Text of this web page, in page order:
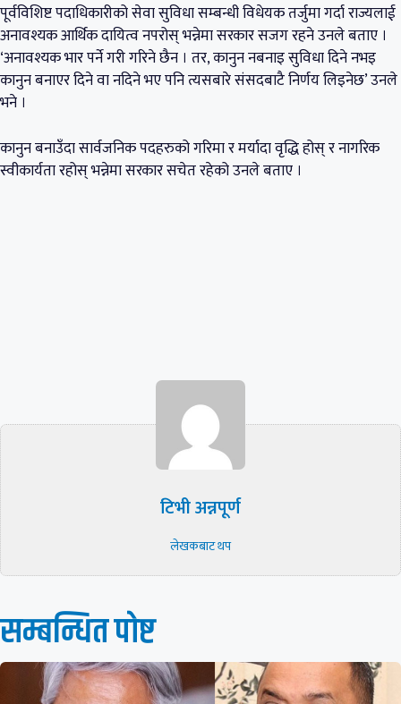
पूर्वविशिष्ट पदाधिकारीको सेवा सुविधा सम्बन्धी विधेयक तर्जुमा गर्दा राज्यलाई
अनावश्यक आर्थिक दायित्व नपरोस् भन्नेमा सरकार सजग रहने उनले बताए ।
‘अनावश्यक भार पर्ने गरी गरिने छैन । तर, कानुन नबनाइ सुविधा दिने नभइ
कानुन बनाएर दिने वा नदिने भए पनि त्यसबारे संसदबाटै निर्णय लिइनेछ’ उनले
भने ।
कानुन बनाउँदा सार्वजनिक पदहरुको गरिमा र मर्यादा वृद्धि होस् र नागरिक
स्वीकार्यता रहोस् भन्नेमा सरकार सचेत रहेको उनले बताए ।
टिभी अन्नपूर्ण
लेखकबाट थप
सम्बन्धित पाेष्ट